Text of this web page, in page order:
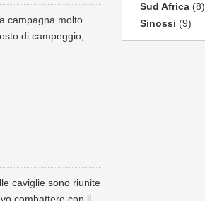
campagna molto
di campeggio,
caviglie sono riunite
Sud Africa(8)
Sinossi (9)